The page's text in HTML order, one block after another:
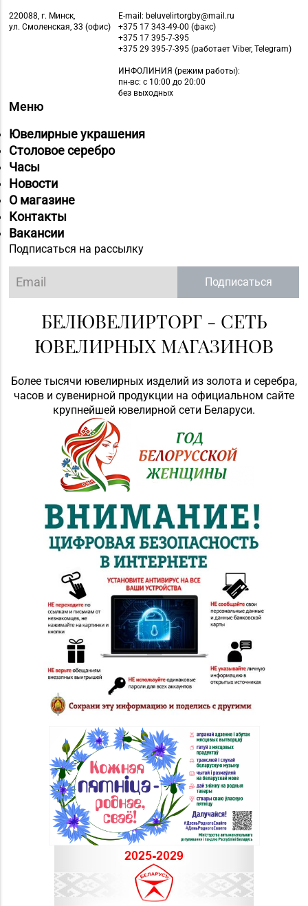
220088, г. Минск,
ул. Смоленская, 33 (офис)
E-mail: beluvelirtorgby@mail.ru
+375 17 343-49-00 (факс)
+375 17 395-7-395
+375 29 395-7-395 (работает Viber, Telegram)
ИНФОЛИНИЯ (режим работы):
пн-вс: с 10:00 до 20:00
без выходных
Меню
Ювелирные украшения
Столовое серебро
Часы
Новости
О магазине
Контакты
Вакансии
Подписаться на рассылку
Подписаться
БЕЛЮВЕЛИРТОРГ - СЕТЬ
ЮВЕЛИРНЫХ МАГАЗИНОВ
Более тысячи ювелирных изделий из золота и серебра,
часов и сувенирной продукции на официальном сайте
крупнейшей ювелирной сети Беларуси.